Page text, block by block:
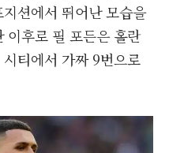
션에서 뛰어난 모습을
이후로 필 포든은 홀란
티에서 가짜 9번으로